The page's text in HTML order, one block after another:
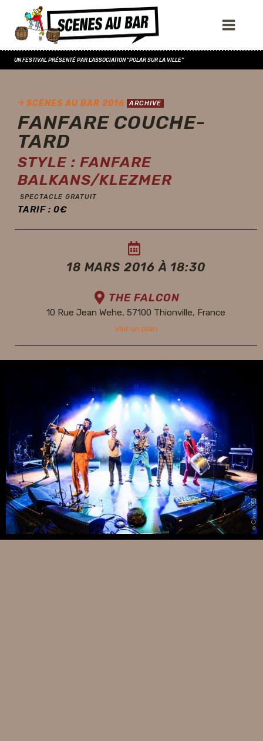
UN FESTIVAL PRÉSENTÉ PAR L'ASSOCIATION "POLAR SUR LA VILLE"
SCÈNES AU BAR 2016 ARCHIVE
FANFARE COUCHE-
TARD
STYLE : FANFARE
BALKANS/KLEZMER
SPECTACLE GRATUIT
TARIF : 0€
18 MARS 2016 À 18:30
THE FALCON
10 Rue Jean Wehe, 57100 Thionville, France
Voir un plan